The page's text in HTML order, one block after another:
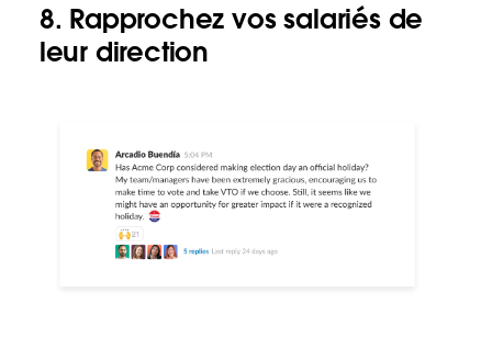
8. Rapprochez vos salariés de
leur direction